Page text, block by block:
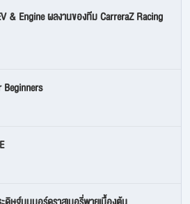
& Engine ผลงานของทีม CarreraZ Racing